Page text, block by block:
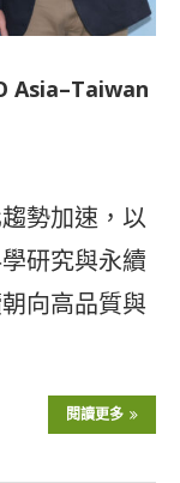
Asia–Taiwan
勢加速，以
研究與永續
向高品質與
閱讀更多